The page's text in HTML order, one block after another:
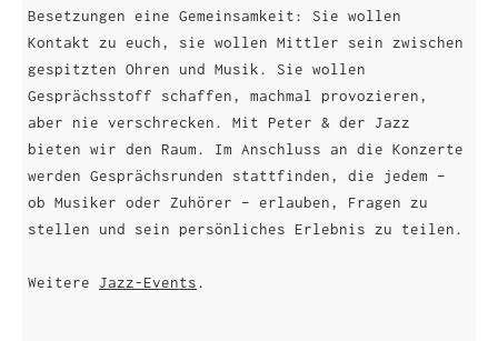
Besetzungen eine Gemeinsamkeit: Sie wollen
Kontakt zu euch, sie wollen Mittler sein zwischen
gespitzten Ohren und Musik. Sie wollen
Gesprächsstoff schaffen, machmal provozieren,
aber nie verschrecken. Mit Peter & der Jazz
bieten wir den Raum. Im Anschluss an die Konzerte
werden Gesprächsrunden stattfinden, die jedem –
ob Musiker oder Zuhörer – erlauben, Fragen zu
stellen und sein persönliches Erlebnis zu teilen.
Weitere Jazz-Events .